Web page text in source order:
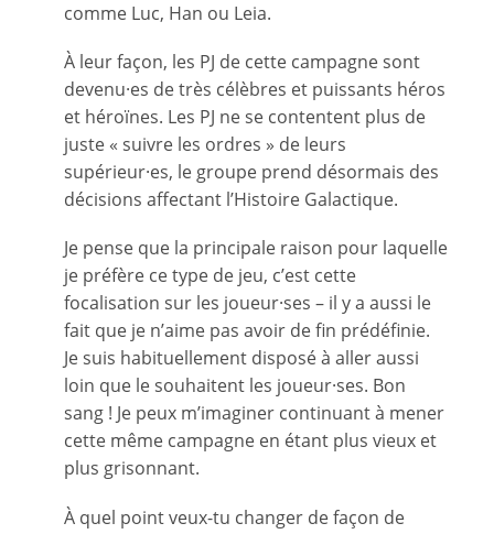
comme Luc, Han ou Leia.
À leur façon, les PJ de cette campagne sont
devenu·es de très célèbres et puissants héros
et héroïnes. Les PJ ne se contentent plus de
juste « suivre les ordres » de leurs
supérieur·es, le groupe prend désormais des
décisions affectant l’Histoire Galactique.
Je pense que la principale raison pour laquelle
je préfère ce type de jeu, c’est cette
focalisation sur les joueur·ses – il y a aussi le
fait que je n’aime pas avoir de fin prédéfinie.
Je suis habituellement disposé à aller aussi
loin que le souhaitent les joueur·ses. Bon
sang ! Je peux m’imaginer continuant à mener
cette même campagne en étant plus vieux et
plus grisonnant.
À quel point veux-tu changer de façon de